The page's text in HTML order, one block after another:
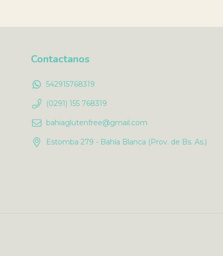
Contactanos
542915768319
(0291) 155 768319
bahiaglutenfree@gmail.com
Estomba 279 - Bahía Blanca (Prov. de Bs. As.)